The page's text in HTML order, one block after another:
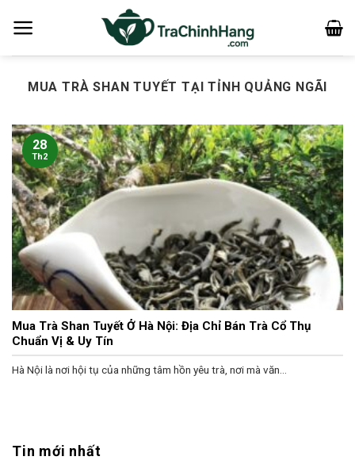
qua
MUA TRÀ SHAN TUYẾT TẠI TỈNH QUẢNG NGÃI
Mua Trà Shan Tuyết Ở Hà Nội: Địa Chỉ Bán Trà Cổ Thụ
Chuẩn Vị & Uy Tín
Hà Nội là nơi hội tụ của những tâm hồn yêu trà, nơi mà văn...
28
Th2
Tin mới nhất